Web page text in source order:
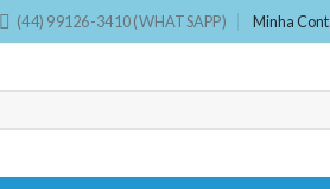
(44) 99126-3410 (WHATSAPP) Minha